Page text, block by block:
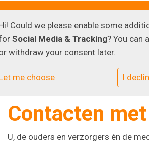
Ouders
Contacten
U, de ouders en verzorgers én de
Could we please enable some
Social Media & Tracking? You can
withdraw your consent later.
me choose I